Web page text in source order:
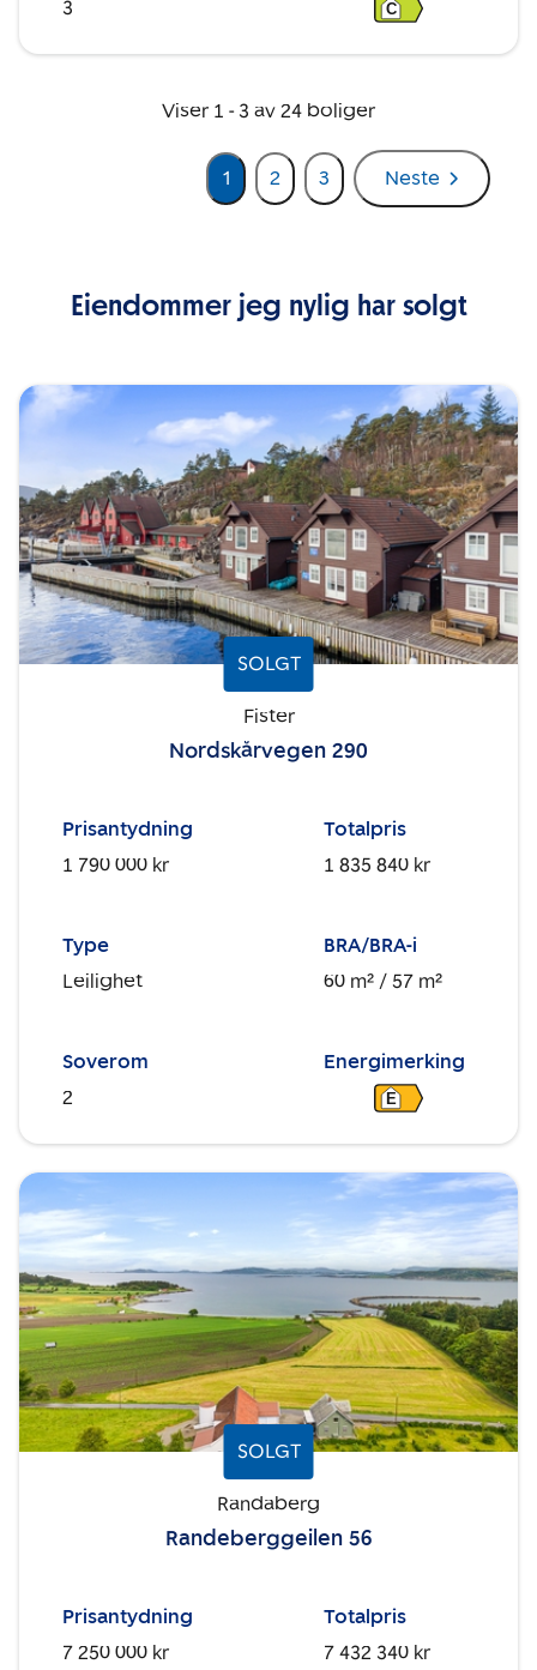
3 C
Viser 1 - 3 av 24 boliger
1 2 3 Neste
Eiendommer jeg nylig har solgt
SOLGT
Fister
Nordskårvegen 290
Prisantydning
1 790 000 kr
Totalpris
1 835 840 kr
Type
Leilighet
BRA/BRA-i
60 m² / 57 m²
Soverom
2
Energimerking
E
SOLGT
Randaberg
Randeberggeilen 56
Prisantydning
7 250 000 kr
Totalpris
7 432 340 kr